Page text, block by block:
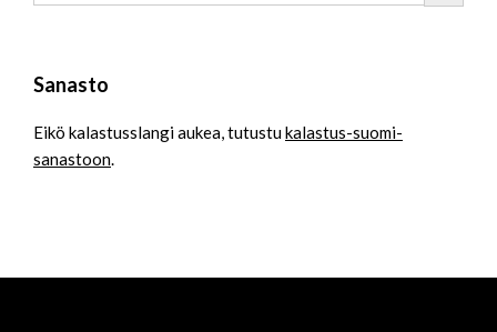
Sanasto
Eikö kalastusslangi aukea, tutustukalastus-suomi-
sanastoon.